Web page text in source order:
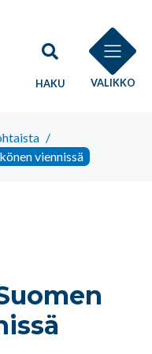
HAKU VALIKKO
/
viennissä